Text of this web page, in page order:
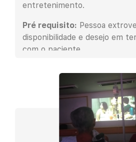
entretenimento.
Pré requisito: Pessoa
disponibilidade e desejo em
com o paciente.